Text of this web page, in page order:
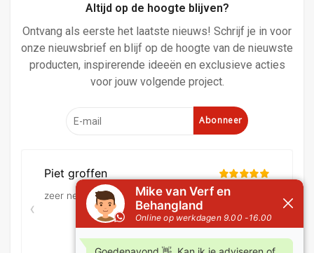
Altijd op de hoogte blijven?
Ontvang als eerste het laatste nieuws! Schrijf je in voor
onze nieuwsbrief en blijf op de hoogte van de nieuwste
producten, inspirerende ideeën en exclusieve acties
voor jouw volgende project.
Abonneer